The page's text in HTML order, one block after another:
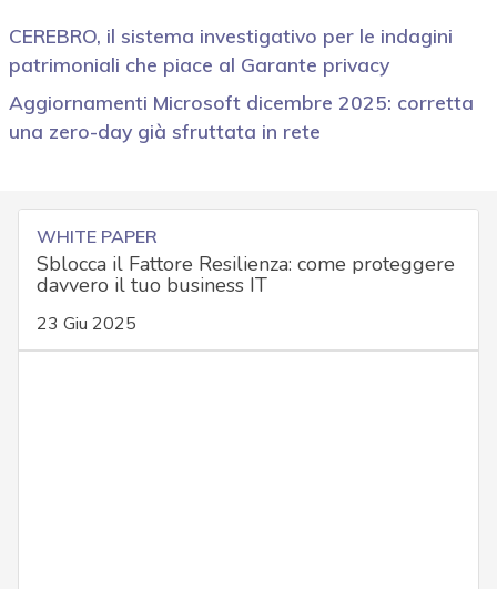
CEREBRO, il sistema investigativo per le indagini
patrimoniali che piace al Garante privacy
Aggiornamenti Microsoft dicembre 2025: corretta
una zero-day già sfruttata in rete
WHITE PAPER
Sblocca il Fattore Resilienza: come proteggere
davvero il tuo business IT
23 Giu 2025